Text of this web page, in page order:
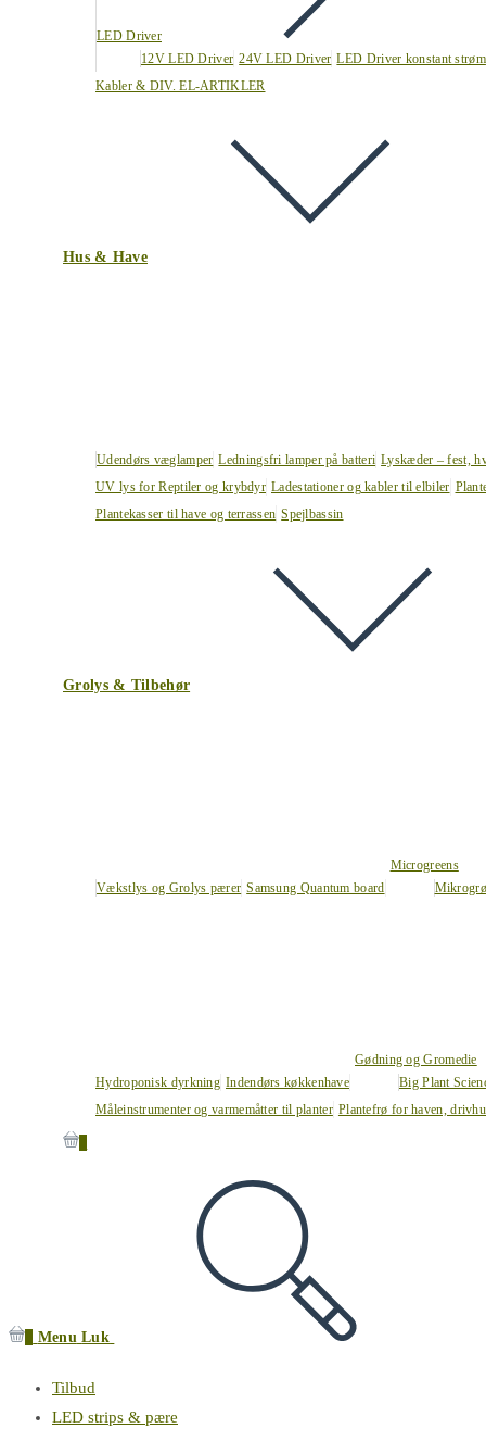
LED Driver
12V LED Driver 24V LED Driver LED Driver konstant strøm
Kabler & DIV. EL-ARTIKLER
Hus & Have
Udendørs væglamper Ledningsfri lamper på batteri Lyskæder – fest,
UV lys for Reptiler og krybdyr Ladestationer og kabler til elbiler
Plantekasser til have og terrassen Spejlbassin
Grolys & Tilbehør
Vækstlys og Grolys pærer Samsung Quantum board
Microgreens
Hydroponisk dyrkning Indendørs køkkenhave
Gødning og Gromedie
Big Plant
Måleinstrumenter og varmemåtter til planter Plantefrø for haven,
Menu Luk
Tilbud
LED strips & pære